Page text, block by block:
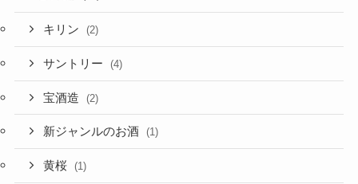
キリン (2)
サントリー (4)
宝酒造 (2)
新ジャンルのお酒 (1)
黄桜 (1)